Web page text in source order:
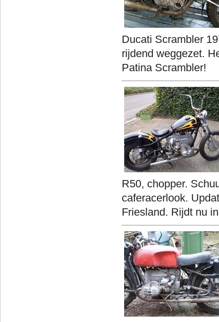
Ducati Scrambler
rijdend weggezet.
Patina Scrambler!
R50, chopper.
caferacerlook.
Friesland. Rijdt nu